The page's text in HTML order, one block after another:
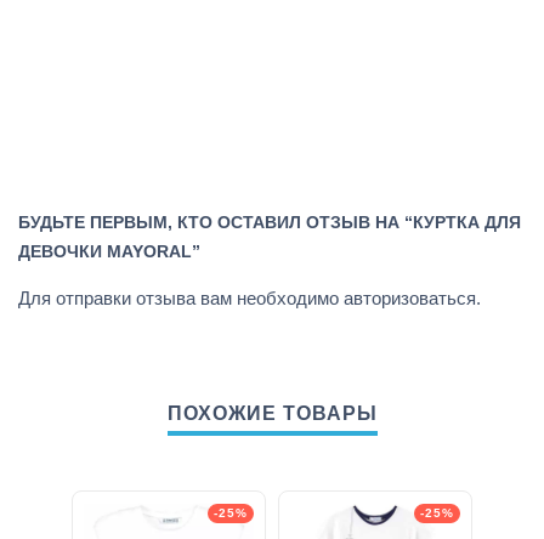
БУДЬТЕ ПЕРВЫМ, КТО ОСТАВИЛ ОТЗЫВ НА “КУРТКА ДЛЯ
ДЕВОЧКИ MAYORAL”
Для отправки отзыва вам необходимо авторизоваться.
ПОХОЖИЕ ТОВАРЫ
-25% -25%